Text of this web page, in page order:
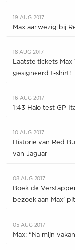
19 AUG 2017
Max aanwezig bij
18 AUG 2017
Laatste tickets
gesigneerd t-shirt!
16 AUG 2017
1:43 Halo test GP
10 AUG 2017
Historie van Red
van Jaguar
08 AUG 2017
Boek de
bezoek aan Max’
05 AUG 2017
Max: “Na mijn